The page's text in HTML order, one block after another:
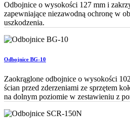
Odbojnice o wysokości 127 mm i
zapewniające niezawodną ochronę w
uszkodzenia.
Odbojnice BG-10
Zaokrąglone odbojnice o wysokości
ścian przed zderzeniami ze sprzętem
na dolnym poziomie w zestawieniu z